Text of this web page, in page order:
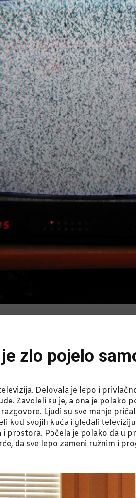
zlo pojelo
Delovala je lepo i
Zavoleli su je, a ona je polako
Ljudi su sve manje
kod svojih kuća i gledali
i prostora. Počela je polako da u
da sve lepo zameni ružnim i